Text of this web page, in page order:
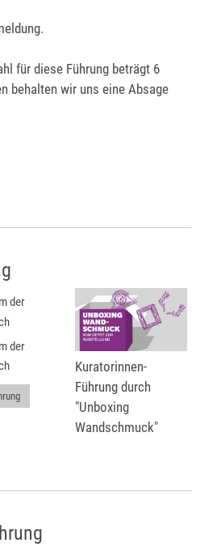
für diese Führung beträgt 6
behalten wir uns eine Absage
Kuratorinnen-
Führung durch
"Unboxing
Wandschmuck"
der
der